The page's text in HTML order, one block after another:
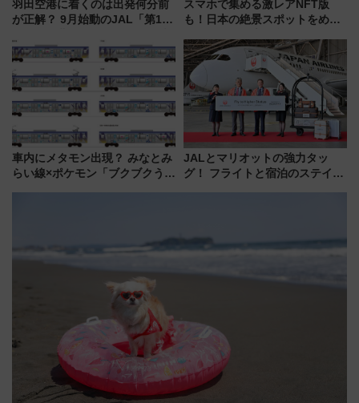
羽田空港に着くのは出発何分前
が正解？ 9月始動のJAL「第1タ
歩1キロ超え！ 知っておきたい
変更点まとめ
スマホで集める激レアNFT版
も！日本の絶景スポットをめぐ
ん)」企画がスタート
車内にメタモン出現？ みなとみ
らい線×ポケモン「ブクブクうみ
JALとマリオットの強力タッ
グ！ フライトと宿泊のステイタ